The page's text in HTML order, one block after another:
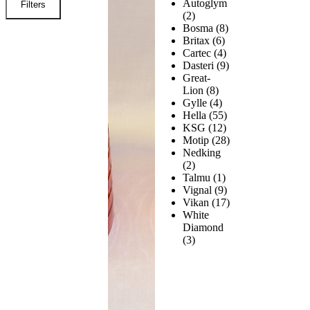
Filters
Autoglym
(2)
Bosma (8)
Britax (6)
Cartec (4)
Dasteri (9)
Great-
Lion (8)
Gylle (4)
Hella (55)
KSG (12)
Motip (28)
Nedking
(2)
Talmu (1)
Vignal (9)
Vikan (17)
White
Diamond
(3)